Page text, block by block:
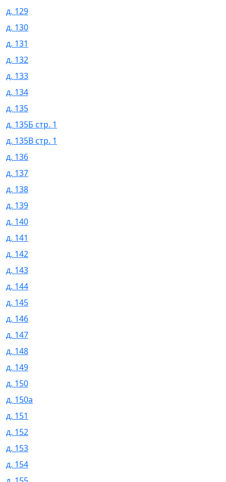
д. 129
д. 130
д. 131
д. 132
д. 133
д. 134
д. 135
д. 135Б стр. 1
д. 135В стр. 1
д. 136
д. 137
д. 138
д. 139
д. 140
д. 141
д. 142
д. 143
д. 144
д. 145
д. 146
д. 147
д. 148
д. 149
д. 150
д. 150а
д. 151
д. 152
д. 153
д. 154